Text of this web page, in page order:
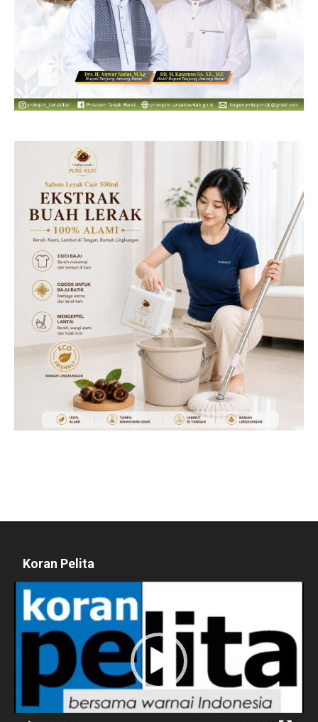
Koran Pelita
Pemutar
Video